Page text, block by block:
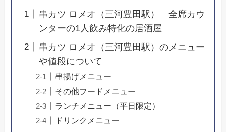
串カツ ロメオ（三河豊田駅） 全席カウ
ンターの1人飲み特化の居酒屋
串カツ ロメオ（三河豊田駅）のメニュー
や値段について
串揚げメニュー
その他フードメニュー
ランチメニュー（平日限定）
ドリンクメニュー